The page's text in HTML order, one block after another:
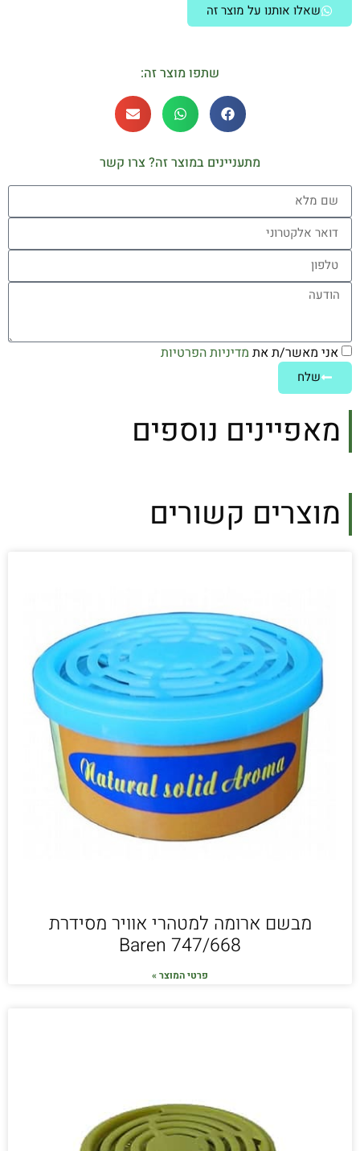
שאלו אותנו על מוצר זה
שתפו מוצר זה:
מתעניינים במוצר זה? צרו קשר
אני מאשר/ת את מדיניות הפרטיות
שלח
מאפיינים נוספים
מוצרים קשורים
מבשם ארומה למטהרי אוויר מסידרת
Baren 747/668
פרטי המוצר »